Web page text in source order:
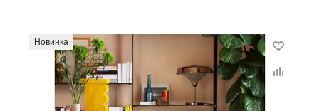
Новинка